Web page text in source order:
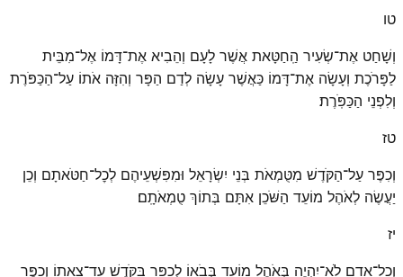
טו
וְשָׁחַט אֶת־שְׂעִיר הַֽחַטָּאת אֲשֶׁר לָעָם וְהֵבִיא אֶת־דָּמוֹ אֶל־מִבֵּית
לַפָּרֹכֶת וְעָשָׂה אֶת־דָּמוֹ כַּאֲשֶׁר עָשָׂה לְדַם הַפָּר וְהִזָּה אֹתוֹ עַל־הַכַּפֹּרֶת
וְלִפְנֵי הַכַּפֹּֽרֶת׃
טז
וְכִפֶּר עַל־הַקֹּדֶשׁ מִטֻּמְאֹת בְּנֵי יִשְׂרָאֵל וּמִפִּשְׁעֵיהֶם לְכׇל־חַטֹּאתָם וְכֵן
יַעֲשֶׂה לְאֹהֶל מוֹעֵד הַשֹּׁכֵן אִתָּם בְּתוֹךְ טֻמְאֹתָֽם׃
יז
וְכׇל־אָדָם לֹא־יִהְיֶה בְּאֹהֶל מוֹעֵד בְּבֹאוֹ לְכַפֵּר בַּקֹּדֶשׁ עַד־צֵאתוֹ וְכִפֶּר